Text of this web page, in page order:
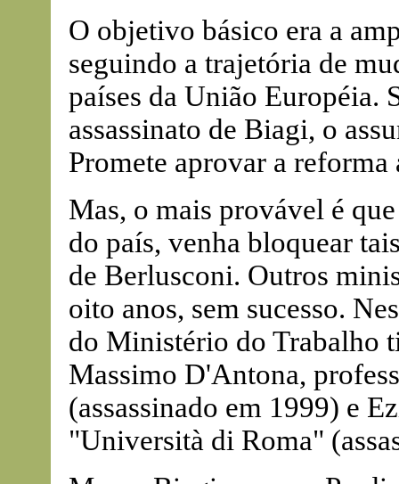
O objetivo básico era a
seguindo a trajetória de
países da União
assassinato de Biagi, o
Promete aprovar a reforma
Mas, o mais provável é
do país, venha bloquear
de Berlusconi. Outros
oito anos, sem sucesso.
do Ministério do Trabalho
Massimo D'Antona,
(assassinado em 1999) e
"Università di Roma"